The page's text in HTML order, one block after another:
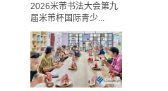
2026米芾书法大会第九
届米芾杯国际青少...